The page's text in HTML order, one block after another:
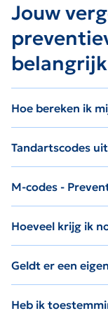
Jouw
Hoe bereken ik
Tandartscodes
M-codes -
Hoeveel krijg ik
Geldt er een
Heb ik